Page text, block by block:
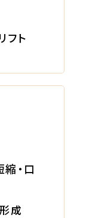
フト
・口
成